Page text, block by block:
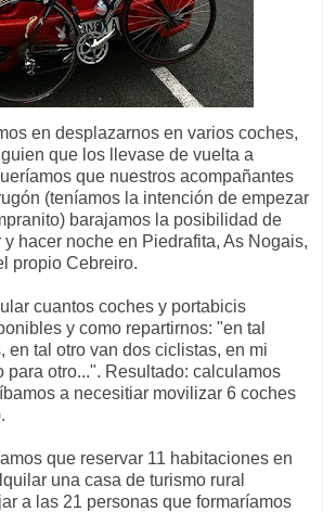
en desplazarnos en varios coches,
que los llevase de vuelta a
que nuestros acompañantes
(teníamos la intención de empezar
barajamos la posibilidad de
hacer noche en Piedrafita, As Nogais,
propio Cebreiro.
cuantos coches y portabicis
y como repartirnos: "en tal
en tal otro van dos ciclistas, en mi
para otro...". Resultado: calculamos
a necesitiar movilizar 6 coches
que reservar 11 habitaciones en
una casa de turismo rural
a las 21 personas que formaríamos